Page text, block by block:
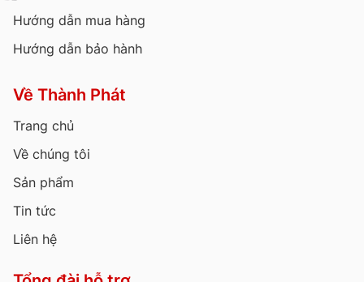
Hướng dẫn mua hàng
Hướng dẫn bảo hành
Về Thành Phát
Trang chủ
Về chúng tôi
Sản phẩm
Tin tức
Liên hệ